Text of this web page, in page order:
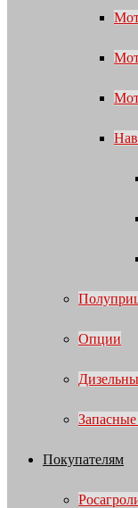
Опции
Запасные
Покупателям